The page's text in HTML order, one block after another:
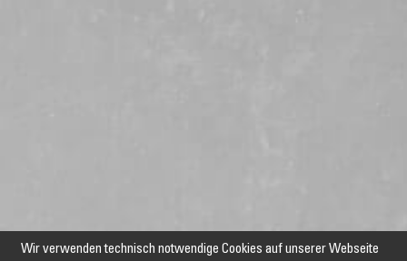
Wir verwenden technisch notwendige Cookies auf unserer Webseite